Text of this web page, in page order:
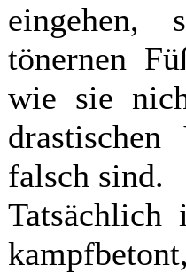
tönernen
wie sie
drastischen
falsch sind.